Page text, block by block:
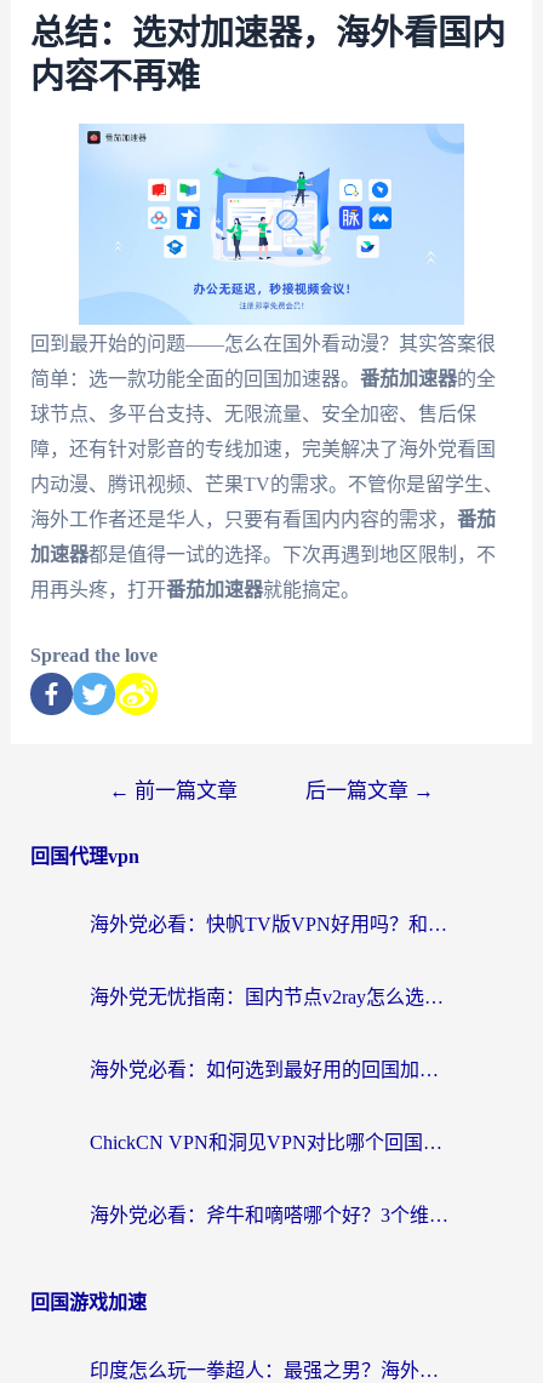
总结：选对加速器，海外看国内
内容不再难
回到最开始的问题——怎么在国外看动漫？其实答案很
简单：选一款功能全面的回国加速器。 番茄加速器的全
球节点、多平台支持、无限流量、安全加密、售后保
障，还有针对影音的专线加速，完美解决了海外党看国
内动漫、腾讯视频、芒果TV的需求。不管你是留学生、
海外工作者还是华人，只要有看国内内容的需求， 番茄
加速器都是值得一试的选择。下次再遇到地区限制，不
用再头疼，打开番茄加速器就能搞定。
Spread the love
← 前一篇文章 后一篇文章 →
回国代理vpn
海外党必看：快帆TV版VPN好用吗？和快游VPN对比哪个回国效果更好？附实用避坑指南
海外党无忧指南：国内节点v2ray怎么选？一键回国VPN+多场景实测帮你避坑
海外党必看：如何选到最好用的回国加速器？从节点到售后的全维度指南
ChickCN VPN和洞见VPN对比哪个回国效果更好？海外党亲测3款加速器+避坑指南
海外党必看：斧牛和嘀嗒哪个好？3个维度教你选对回国加速器
回国游戏加速
印度怎么玩一拳超人：最强之男？海外党国服游戏加速避坑指南